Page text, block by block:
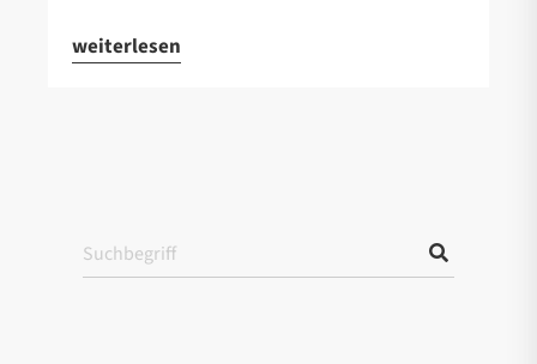
weiterlesen